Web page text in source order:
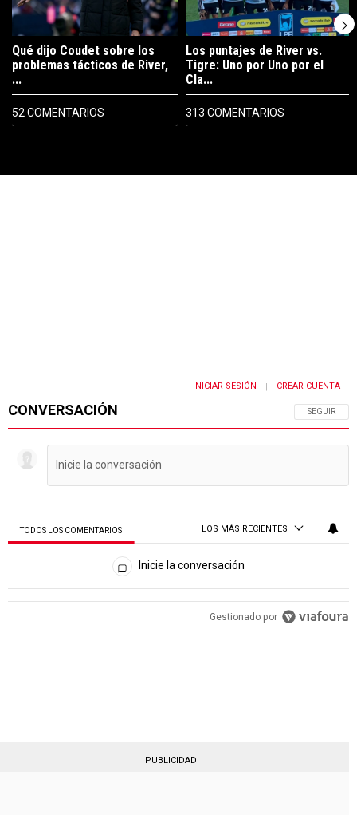
Qué dijo Coudet sobre los
problemas tácticos de River,
...
52 COMENTARIOS
Los puntajes de River vs.
Tigre: Uno por Uno por el
Cla...
313 COMENTARIOS
CONVERSACIÓN SIGA ESTA
SEGUIR
INICIAR SESIÓN | CREAR CUENTA
TODOS LOS COMENTARIOS LOS MÁS RECIENTES
Todos los comentarios
Inicie la conversación
PUBLICIDAD